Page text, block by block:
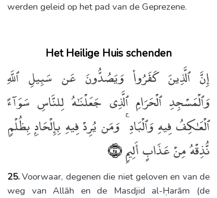
werden geleid op het pad van de Geprezene.
Het Heilige Huis schenden
25.Voorwaar, degenen die niet geloven en van de
weg van Allāh en de Masdjid al-Ḥarām (de
إِنَّ ٱلَّذِينَ كَفَرُوا۟ وَيَصُدُّونَ عَن سَبِيلِ ٱللَّهِ
وَٱلْمَسْجِدِ ٱلْحَرَامِ ٱلَّذِى جَعَلْنَـٰهُ لِلنَّاسِ سَوَآءً
ٱلْعَـٰكِفُ فِيهِ وَٱلْبَادِ ۚ وَمَن يُرِدْ فِيهِ بِإِلْحَادٍۭ بِظُلْمٍۢ
نُّذِقْهُ مِنْ عَذَابٍ أَلِيمٍۢ﴿٢٥﴾